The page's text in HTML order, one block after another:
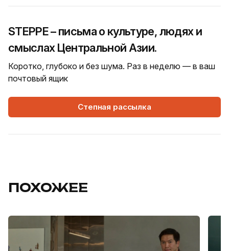
STEPPE – письма о культуре, людях и
смыслах Центральной Азии.
Коротко, глубоко и без шума. Раз в неделю — в ваш
почтовый ящик
Степная рассылка
ПОХОЖЕЕ